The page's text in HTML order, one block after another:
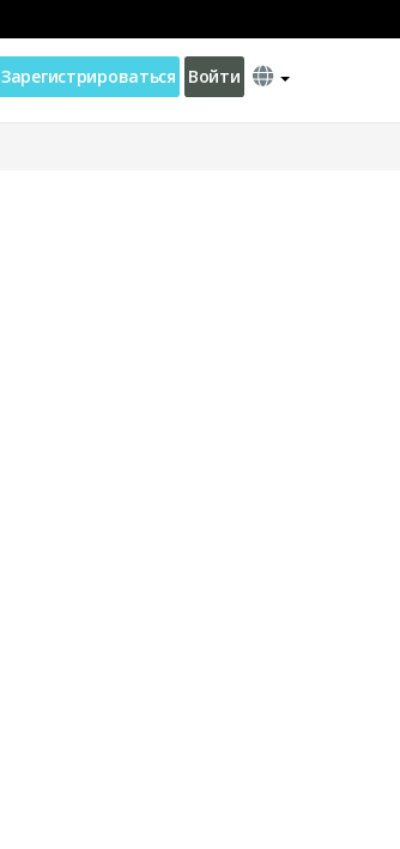
Зарегистрироваться Войти